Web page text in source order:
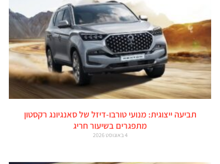
תביעה ייצוגית: מנועי טורבו-דיזל של סאנגיונג רקסטון
מתפגרים בשיעור חריג
4 באוגוסט 2026